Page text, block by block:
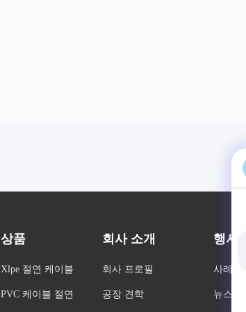
상품
Xlpe 절연 케이블
PVC 케이블 절연
회사 소개
회사 프로필
공장 견학
행사
사례
뉴스